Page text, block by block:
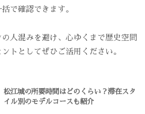
で確認できます。
人混みを避け、心ゆくまで歴史空間
トとしてぜひご活用ください。
松江城の所要時間はどのくらい？滞在スタ
イル別のモデルコースも紹介